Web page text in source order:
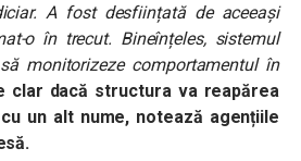
A fost desființată de aceeași
o în trecut. Bineînțeles, sistemul
monitorizeze comportamentul în
clar dacă structura va reapărea
un alt nume, notează agențiile